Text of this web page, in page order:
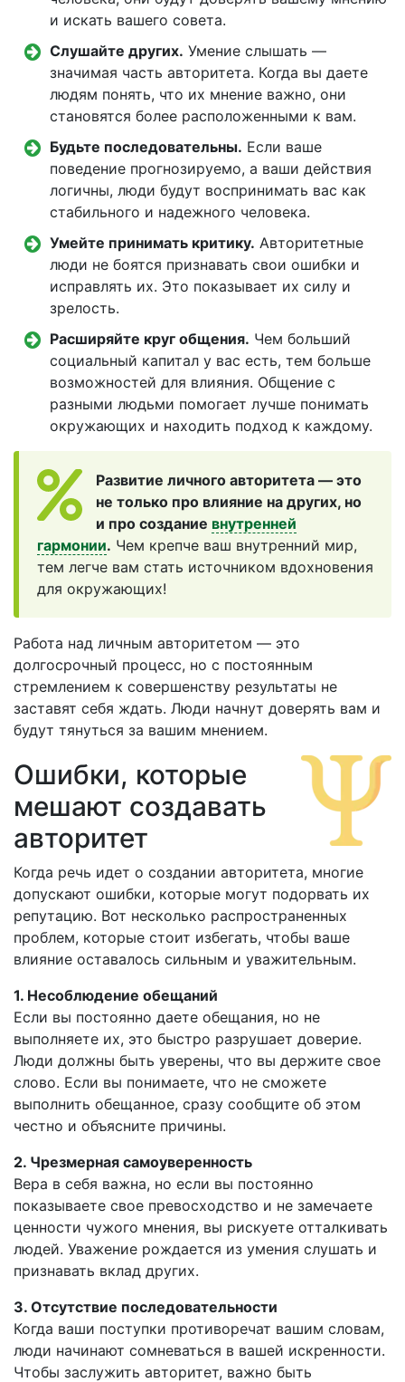
и искать вашего совета.
Слушайте других. Умение слышать —
значимая часть авторитета. Когда вы даете
людям понять, что их мнение важно, они
становятся более расположенными к вам.
Будьте последовательны. Если ваше
поведение прогнозируемо, а ваши действия
логичны, люди будут воспринимать вас как
стабильного и надежного человека.
Умейте принимать критику. Авторитетные
люди не боятся признавать свои ошибки и
исправлять их. Это показывает их силу и
зрелость.
Расширяйте круг общения. Чем больший
социальный капитал у вас есть, тем больше
возможностей для влияния. Общение с
разными людьми помогает лучше понимать
окружающих и находить подход к каждому.
Развитие личного авторитета — это
не только про влияние на других, но
и про создание внутренней
гармонии. Чем крепче ваш внутренний мир,
тем легче вам стать источником вдохновения
для окружающих!
Работа над личным авторитетом — это
долгосрочный процесс, но с постоянным
стремлением к совершенству результаты не
заставят себя ждать. Люди начнут доверять вам и
будут тянуться за вашим мнением.
Ошибки, которые
мешают создавать
авторитет
Когда речь идет о создании авторитета, многие
допускают ошибки, которые могут подорвать их
репутацию. Вот несколько распространенных
проблем, которые стоит избегать, чтобы ваше
влияние оставалось сильным и уважительным.
1. Несоблюдение обещаний
Если вы постоянно даете обещания, но не
выполняете их, это быстро разрушает доверие.
Люди должны быть уверены, что вы держите свое
слово. Если вы понимаете, что не сможете
выполнить обещанное, сразу сообщите об этом
честно и объясните причины.
2. Чрезмерная самоуверенность
Вера в себя важна, но если вы постоянно
показываете свое превосходство и не замечаете
ценности чужого мнения, вы рискуете отталкивать
людей. Уважение рождается из умения слушать и
признавать вклад других.
3. Отсутствие последовательности
Когда ваши поступки противоречат вашим словам,
люди начинают сомневаться в вашей искренности.
Чтобы заслужить авторитет, важно быть